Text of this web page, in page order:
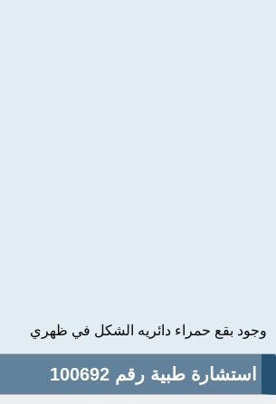
وجود بقع حمراء دائريه الشكل في ظهري
استشارة طبية رقم 100692